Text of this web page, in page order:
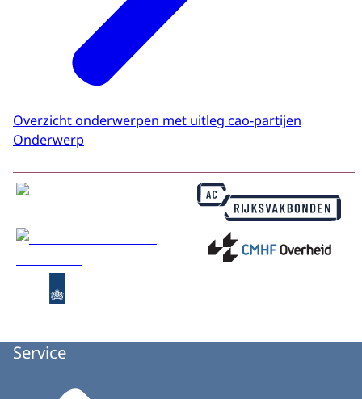
Overzicht onderwerpen met uitleg cao-partijen
Onderwerp
Service